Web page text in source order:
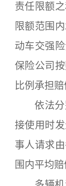
责任限额
限额范围
动车交强
保险公司
比例承担
依法分
接使用时
事人请求
围内平均